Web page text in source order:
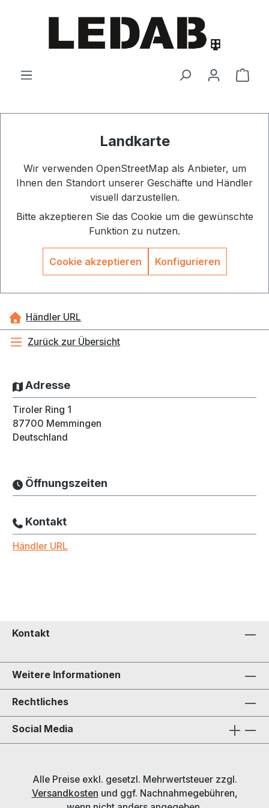
Landkarte
Wir verwenden OpenStreetMap als Anbieter, um
Ihnen den Standort unserer Geschäfte und Händler
visuell darzustellen.
Bitte akzeptieren Sie das Cookie um die gewünschte
Funktion zu nutzen.
Cookie akzeptieren Konfigurieren
Händler URL
Zurück zur Übersicht
Adresse
Tiroler Ring 1
87700 Memmingen
Deutschland
Öffnungszeiten
Kontakt
Händler URL
Kontakt
Weitere Informationen
Rechtliches
Social Media
Alle Preise exkl. gesetzl. Mehrwertsteuer zzgl.
Versandkosten und ggf. Nachnahmegebühren,